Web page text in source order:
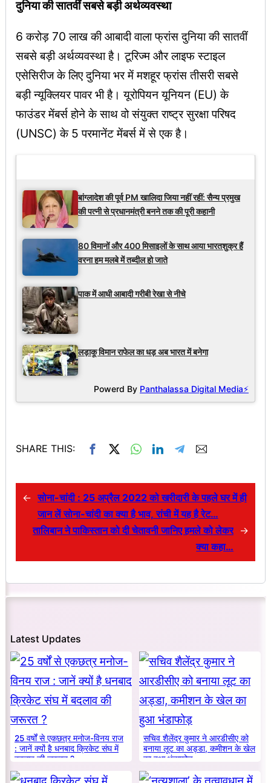
दुनिया की सातवीं सबसे बड़ी अर्थव्यवस्था
6 करोड़ 70 लाख की आबादी वाला फ्रांस दुनिया की सातवीं
सबसे बड़ी अर्थव्यवस्था है। टूरिज्म और लाइफ स्टाइल
एसेसिरीज के लिए दुनिया भर में मशहूर फ्रांस तीसरी सबसे
बड़ी न्यूक्लियर पावर भी है। यूरोपियन यूनियन (EU) के
फाउंडर मेंबर्स होने के साथ वो संयुक्त राष्ट्र सुरक्षा परिषद
(UNSC) के 5 परमानेंट मेंबर्स में से एक है।
बांग्लादेश की पूर्व PM खालिदा जिया नहीं रहीं: सैन्य प्रमुख
की पत्नी से प्रधानमंत्री बनने तक की पूरी कहानी
80 विमानों और 400 मिसाइलों के साथ आया भारतशुक्र हैं
वरना हम मलबे में तब्दील हो जाते
पाक में आधी आबादी गरीबी रेखा से नीचे
लड़ाकू विमान राफेल का धड़ अब भारत में बनेगा
Powerd By Panthalassa Digital Media⚡
SHARE THIS:
← सोना-चांदी : 25 अप्रैल 2022 को खरीदारी के पहले घर में ही
जान लें सोना-चांदी का क्या है भाव, रांची में यह है रेट…
तालिबान ने पाकिस्तान को दी चेतावनी जानिए हमले को लेकर
क्या कहा…
→
Latest Updates
25 वर्षों से एकछत्र मनोज-विनय राज
: जानें क्यों है धनबाद क्रिकेट संघ में
बदलाव की जरूरत ?
सचिव शैलेंद्र कुमार ने आरडीसीए को
बनाया लूट का अड्डा, कमीशन के खेल
का हुआ भंडाफोड़